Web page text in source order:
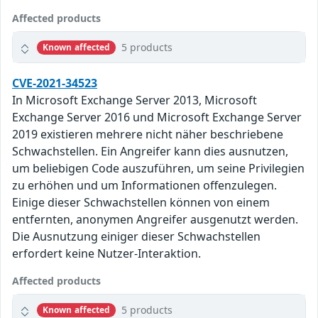
Affected products
Known affected 5 products
CVE-2021-34523
In Microsoft Exchange Server 2013, Microsoft
Exchange Server 2016 und Microsoft Exchange Server
2019 existieren mehrere nicht näher beschriebene
Schwachstellen. Ein Angreifer kann dies ausnutzen,
um beliebigen Code auszuführen, um seine Privilegien
zu erhöhen und um Informationen offenzulegen.
Einige dieser Schwachstellen können von einem
entfernten, anonymen Angreifer ausgenutzt werden.
Die Ausnutzung einiger dieser Schwachstellen
erfordert keine Nutzer-Interaktion.
Affected products
Known affected 5 products